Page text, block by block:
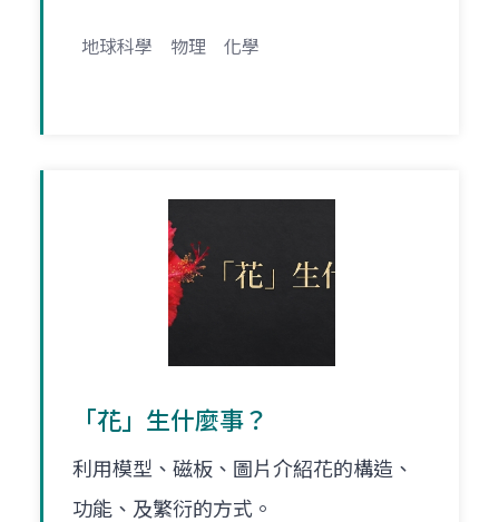
地球科學 物理 化學
「花」生什麼事？
利用模型、磁板、圖片介紹花的構造、
功能、及繁衍的方式。